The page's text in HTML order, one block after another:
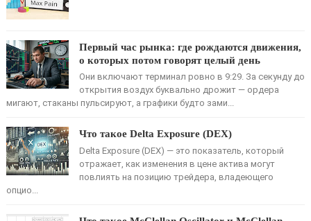
Первый час рынка: где рождаются движения,
о которых потом говорят целый день
Они включают терминал ровно в 9:29. За секунду до
открытия воздух буквально дрожит — ордера
мигают, стаканы пульсируют, а графики будто зами...
Что такое Delta Exposure (DEX)
Delta Exposure (DEX) — это показатель, который
отражает, как изменения в цене актива могут
повлиять на позицию трейдера, владеющего
опцио...